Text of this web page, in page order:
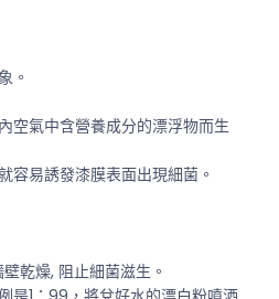
。
空氣中含營養成分的漂浮物而生
容易誘發漆膜表面出現細菌。
乾燥, 阻止細菌滋生。